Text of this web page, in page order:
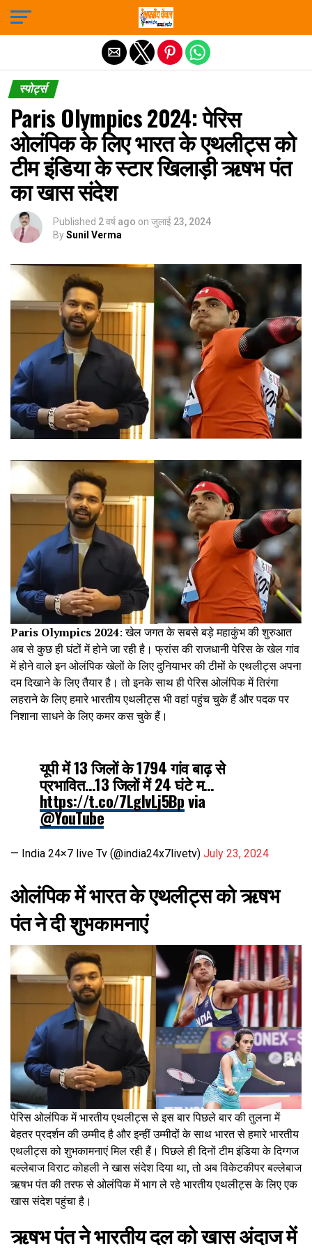
स्पोर्ट्स
Paris Olympics 2024: पेरिस
ओलंपिक के लिए भारत के एथलीट्स को
टीम इंडिया के स्टार खिलाड़ी ऋषभ पंत
का खास संदेश
Published 2 वर्ष ago on जुलाई 23, 2024
BySunil Verma
Paris Olympics 2024: खेल जगत के सबसे बड़े महाकुंभ की शुरुआत
अब से कुछ ही घंटों में होने जा रही है। फ्रांस की राजधानी पेरिस के खेल गांव
में होने वाले इन ओलंपिक खेलों के लिए दुनियाभर की टीमों के एथलीट्स अपना
दम दिखाने के लिए तैयार है। तो इनके साथ ही पेरिस ओलंपिक में तिरंगा
लहराने के लिए हमारे भारतीय एथलीट्स भी वहां पहुंच चुके हैं और पदक पर
निशाना साधने के लिए कमर कस चुके हैं।
यूपी में 13 जिलों के 1794 गांव बाढ़ से
प्रभावित…13 जिलों में 24 घंटे म…
https://t.co/7LglvLj5Bpvia
@YouTube
— India 24×7 live Tv (@india24x7livetv) July 23, 2024
ओलंपिक में भारत के एथलीट्स को ऋषभ
पंत ने दी शुभकामनाएं
पेरिस ओलंपिक में भारतीय एथलीट्स से इस बार पिछले बार की तुलना में
बेहतर प्रदर्शन की उम्मीद है और इन्हीं उम्मीदों के साथ भारत से हमारे भारतीय
एथलीट्स को शुभकामनाएं मिल रही हैं। पिछले ही दिनों टीम इंडिया के दिग्गज
बल्लेबाज विराट कोहली ने खास संदेश दिया था, तो अब विकेटकीपर बल्लेबाज
ऋषभ पंत की तरफ से ओलंपिक में भाग ले रहे भारतीय एथलीट्स के लिए एक
खास संदेश पहुंचा है।
ऋषभ पंत ने भारतीय दल को खास अंदाज में
Exit mobile version